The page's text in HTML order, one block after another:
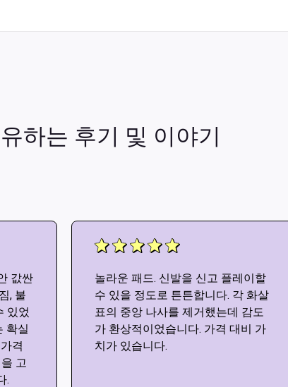
하는 후기 및 이야기
값싼
, 불
있었
확실
격
고
.
놀라운 패드. 신발을 신고 플레이할
수 있을 정도로 튼튼합니다. 각 화살
표의 중앙 나사를 제거했는데 감도
가 환상적이었습니다. 가격 대비 가
치가 있습니다.